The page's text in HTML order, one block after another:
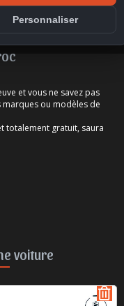
Personnaliser
et vous ne savez pas
marques ou modèles de
totalement gratuit, saura
voiture